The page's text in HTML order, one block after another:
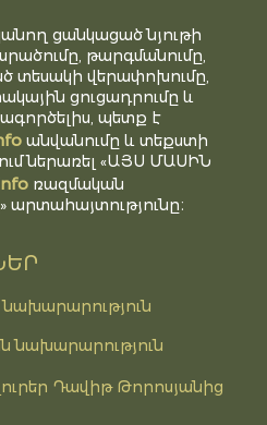
ցանկացած նյութի
թարգմանումը,
տեսակի վերափոխումը,
ցուցադրումը և
պետք է
անվանումը և տեքստի
ներառել «ԱՅՍ ՄԱՍԻՆ
ռազմական
նախարարություն
Դավիթ Թորոսյանից